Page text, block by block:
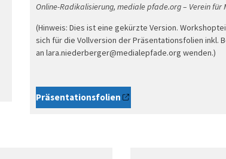
Online-Radikalisierung, mediale pfade.org – Verein für
(Hinweis: Dies ist eine gekürzte Version.
sich für die Vollversion der Präsentationsfolien inkl.
an lara.niederberger@medialepfade.org wenden.)
Präsentationsfolien